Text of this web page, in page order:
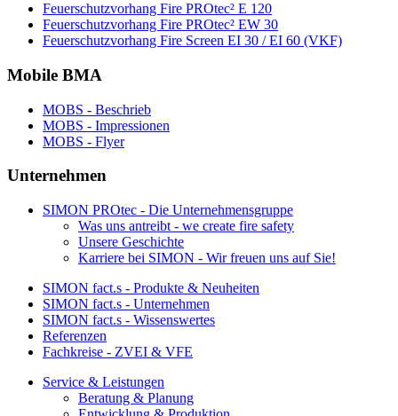
Feuerschutzvorhang Fire PROtec² E 120
Feuerschutzvorhang Fire PROtec² EW 30
Feuerschutzvorhang Fire Screen EI 30 / EI 60 (VKF)
Mobile BMA
MOBS - Beschrieb
MOBS - Impressionen
MOBS - Flyer
Unternehmen
SIMON PROtec - Die Unternehmensgruppe
Was uns antreibt - we create fire safety
Unsere Geschichte
Karriere bei SIMON - Wir freuen uns auf Sie!
SIMON fact.s - Produkte & Neuheiten
SIMON fact.s - Unternehmen
SIMON fact.s - Wissenswertes
Referenzen
Fachkreise - ZVEI & VFE
Service & Leistungen
Beratung & Planung